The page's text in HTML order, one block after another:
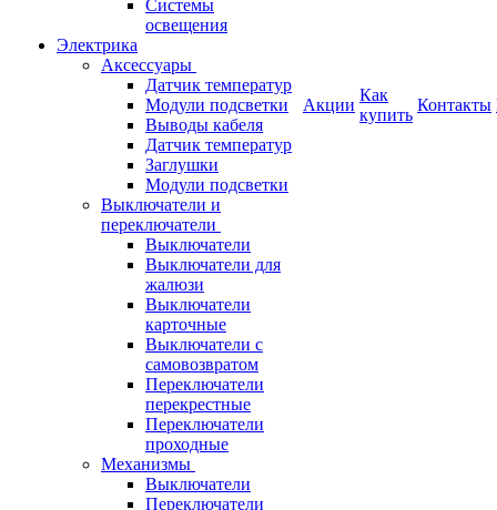
Системы
освещения
Электрика
Аксессуары
Датчик температур
Модули подсветки
Выводы кабеля
Датчик температур
Заглушки
Модули подсветки
Выключатели и
переключатели
Выключатели
Выключатели для
жалюзи
Выключатели
карточные
Выключатели с
самовозвратом
Переключатели
перекрестные
Переключатели
проходные
Механизмы
Выключатели
Переключатели
Акции
Как
купить
Контакты